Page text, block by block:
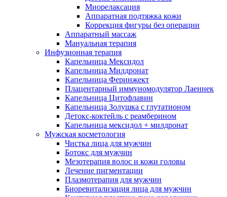
Миорелаксация
Аппаратная подтяжка кожи
Коррекция фигуры без операции
Аппаратный массаж
Мануальная терапия
Инфузионная терапия
Капельница Мексидол
Капельница Милдронат
Капельница Феринжект
Плацентарный иммуномодулятор Лаеннек
Капельница Цитофлавин
Капельница Золушка с глутатионом
Детокс-коктейль с реамберином
Капельница мексидол + милдронат
Мужская косметология
Чистка лица для мужчин
Ботокс для мужчин
Мезотерапия волос и кожи головы
Лечение пигментации
Плазмотерапия для мужчин
Биоревитализация лица для мужчин